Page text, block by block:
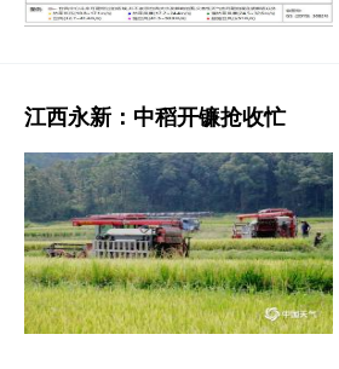
江西永新：中稻开镰抢收忙